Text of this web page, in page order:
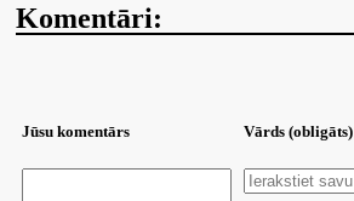
Komentāri:
Jūsu komentārs Vārds (obligāts)